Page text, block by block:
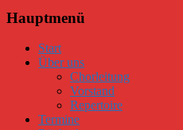
Hauptmenü
Start
Über uns
Chorleitung
Vorstand
Repertoire
Termine